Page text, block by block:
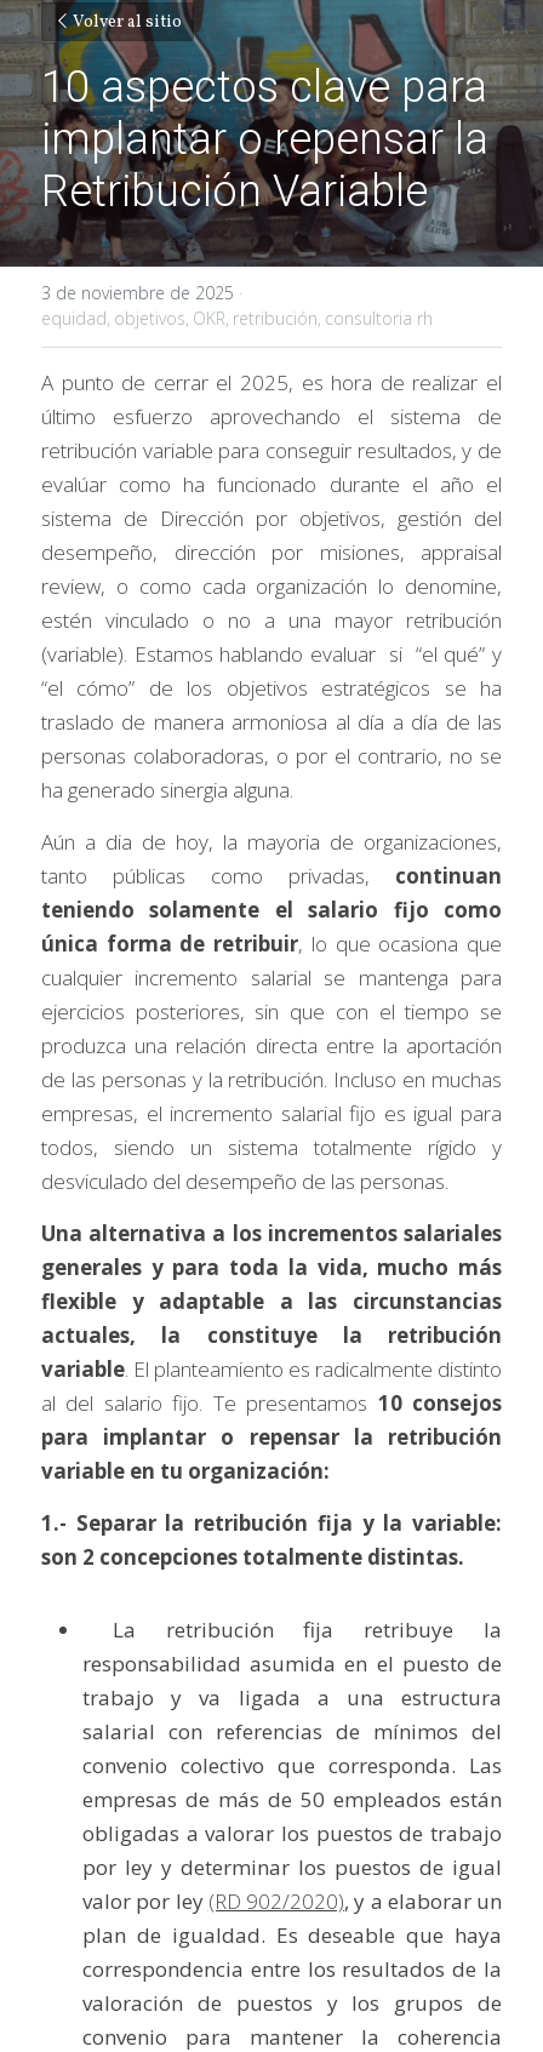
Volver al sitio
10 aspectos clave para
implantar o repensar la
Retribución Variable
3 de noviembre de 2025 ·
equidad, objetivos, OKR, retribución, consultoria rh
A punto de cerrar el 2025, es hora de realizar el
último esfuerzo aprovechando el sistema de
retribución variable para conseguir resultados, y de
evalúar como ha funcionado durante el año el
sistema de Dirección por objetivos, gestión del
desempeño, dirección por misiones, appraisal
review, o como cada organización lo denomine,
estén vinculado o no a una mayor retribución
(variable). Estamos hablando evaluar  si  “el qué” y
“el cómo” de los objetivos estratégicos se ha
traslado de manera armoniosa al día a día de las
personas colaboradoras, o por el contrario, no se
ha generado sinergia alguna.
Aún a dia de hoy, la mayoria de organizaciones,
tanto públicas como privadas, continuan
teniendo solamente el salario fijo como
única forma de retribuir, lo que ocasiona que
cualquier incremento salarial se mantenga para
ejercicios posteriores, sin que con el tiempo se
produzca una relación directa entre la aportación
de las personas y la retribución. Incluso en muchas
empresas, el incremento salarial fijo es igual para
todos, siendo un sistema totalmente rígido y
desviculado del desempeño de las personas.
Una alternativa a los incrementos salariales
generales y para toda la vida, mucho más
flexible y adaptable a las circunstancias
actuales, la constituye la retribución
variable. El planteamiento es radicalmente distinto
al del salario fijo. Te presentamos 10 consejos
para implantar o repensar la retribución
variable en tu organización:
1.- Separar la retribución fija y la variable:
son 2 concepciones totalmente distintas.
responsabilidad asumida en el puesto de
trabajo y va ligada a una estructura
salarial con referencias de mínimos del
convenio colectivo que corresponda. Las
empresas de más de 50 empleados están
obligadas a valorar los puestos de trabajo
por ley y determinar los puestos de igual
valor por ley (RD 902/2020), y a elaborar un
plan de igualdad. Es deseable que haya
correspondencia entre los resultados de la
valoración de puestos y los grupos de
convenio para mantener la coherencia